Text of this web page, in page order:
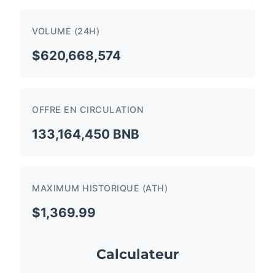
VOLUME (24H)
$620,668,574
OFFRE EN CIRCULATION
133,164,450 BNB
MAXIMUM HISTORIQUE (ATH)
$1,369.99
Calculateur